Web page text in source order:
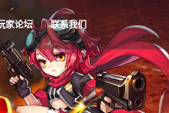
家论坛 联系我们